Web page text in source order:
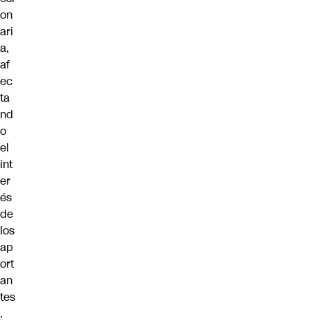
on
ari
a,
af
ec
ta
nd
o
el
int
er
és
de
los
ap
ort
an
tes
.